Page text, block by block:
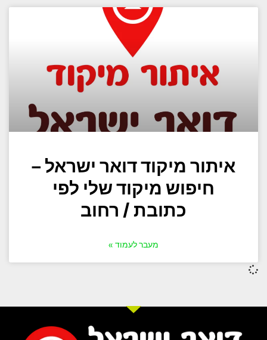
איתור מיקוד דואר ישראל –
חיפוש מיקוד שלי לפי
כתובת / רחוב
מעבר לעמוד »